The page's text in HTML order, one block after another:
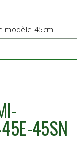
modèle 45cm
45SN